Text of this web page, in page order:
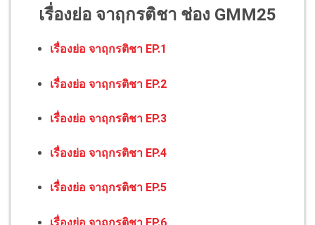
เรื่องย่อ จาฤกรติชา ช่อง GMM25
เรื่องย่อ จาฤกรติชา EP.1
เรื่องย่อ จาฤกรติชา EP.2
เรื่องย่อ จาฤกรติชา EP.3
เรื่องย่อ จาฤกรติชา EP.4
เรื่องย่อ จาฤกรติชา EP.5
เรื่องย่อ จาฤกรติชา EP.6